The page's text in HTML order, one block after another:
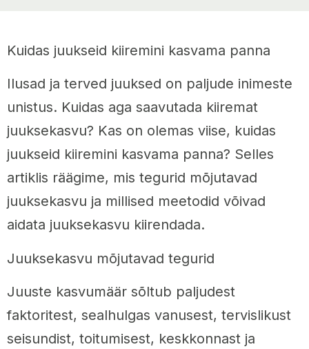
Kuidas juukseid kiiremini kasvama panna
Ilusad ja terved juuksed on paljude inimeste
unistus. Kuidas aga saavutada kiiremat
juuksekasvu? Kas on olemas viise, kuidas
juukseid kiiremini kasvama panna? Selles
artiklis räägime, mis tegurid mõjutavad
juuksekasvu ja millised meetodid võivad
aidata juuksekasvu kiirendada.
Juuksekasvu mõjutavad tegurid
Juuste kasvumäär sõltub paljudest
faktoritest, sealhulgas vanusest, tervislikust
seisundist, toitumisest, keskkonnast ja